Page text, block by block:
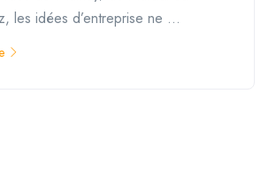
les idées d’entreprise ne ...